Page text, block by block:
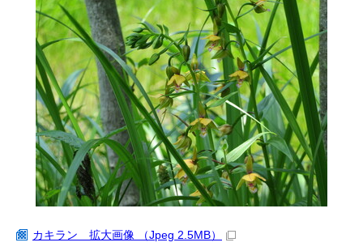
カキラン 拡大画像 （Jpeg 2.5MB）